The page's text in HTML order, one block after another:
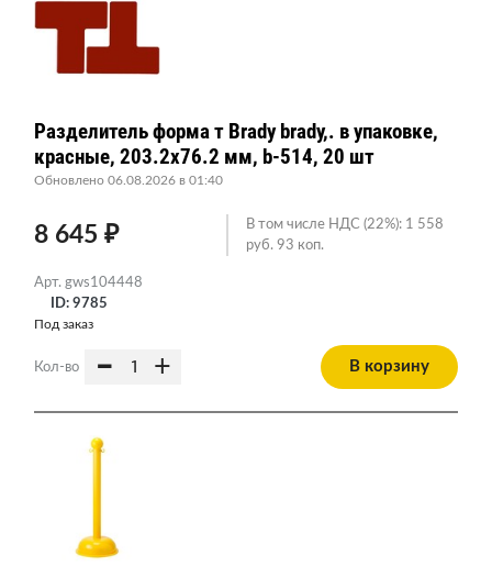
Арт. gws104448
ID: 9785
Разделитель форма т Brady brady,. в упаковке,
красные, 203.2x76.2 мм, b-514, 20 шт
Обновлено 06.08.2026 в 01:40
8 645 ₽
В том числе НДС (22%): 1 558
руб. 93 коп.
Под заказ
Кол-во - + В корзину